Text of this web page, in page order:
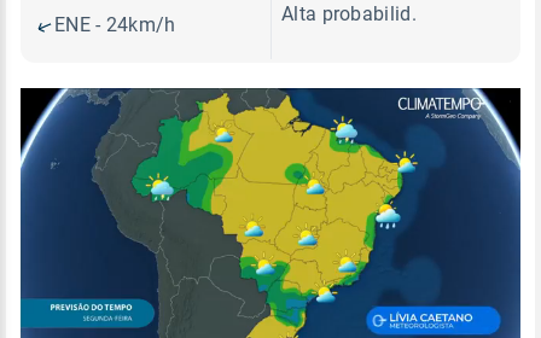
ENE - 24km/h
Alta probabilid.